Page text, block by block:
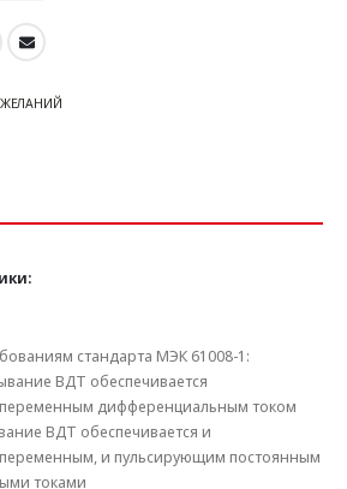
стандарта МЭК 61008-1:
ВДТ обеспечивается
дифференциальным током
ВДТ обеспечивается и
и пульсирующим постоянным
токами